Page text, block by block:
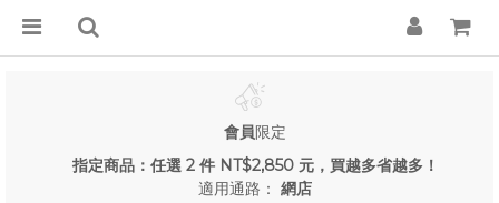
會員限定
指定商品：任選 2 件 NT$2,850 元，買越多省越多！
適用通路： 網店